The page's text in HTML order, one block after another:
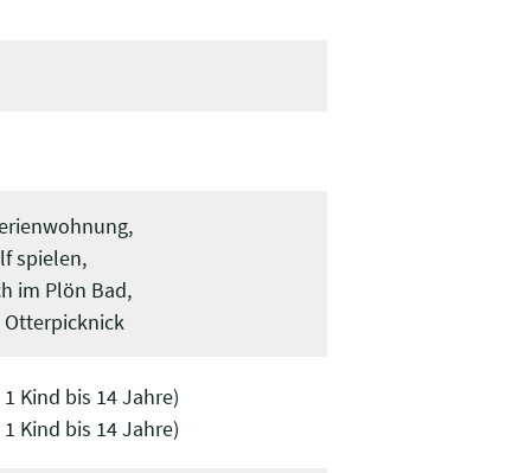
spielen,
im Plön Bad,
Kind bis 14 Jahre)
Kind bis 14 Jahre)